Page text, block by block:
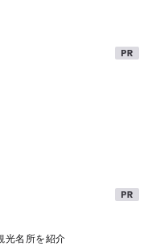
光名所を紹介